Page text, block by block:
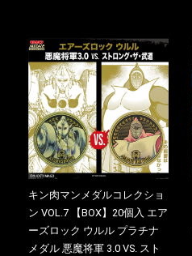
【二次受注分】2026/10/30 一
斉出荷予定
キン肉マンメダルコレクショ
ン VOL.7 【BOX】20個入 エア
ーズロック ウルル プラチナ
メダル 悪魔将軍 3.0 VS. スト